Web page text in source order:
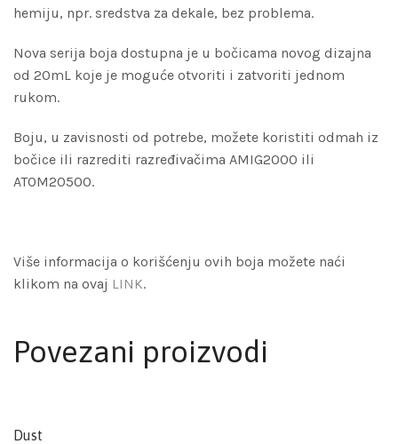
hemiju, npr. sredstva za dekale, bez problema.
Nova serija boja dostupna je u bočicama novog dizajna
od 20mL koje je moguće otvoriti i zatvoriti jednom
rukom.
Boju, u zavisnosti od potrebe, možete koristiti odmah iz
bočice ili razrediti razređivačima AMIG2000 ili
ATOM20500.
Više informacija o korišćenju ovih boja možete naći
klikom na ovaj LINK.
Povezani proizvodi
Dust